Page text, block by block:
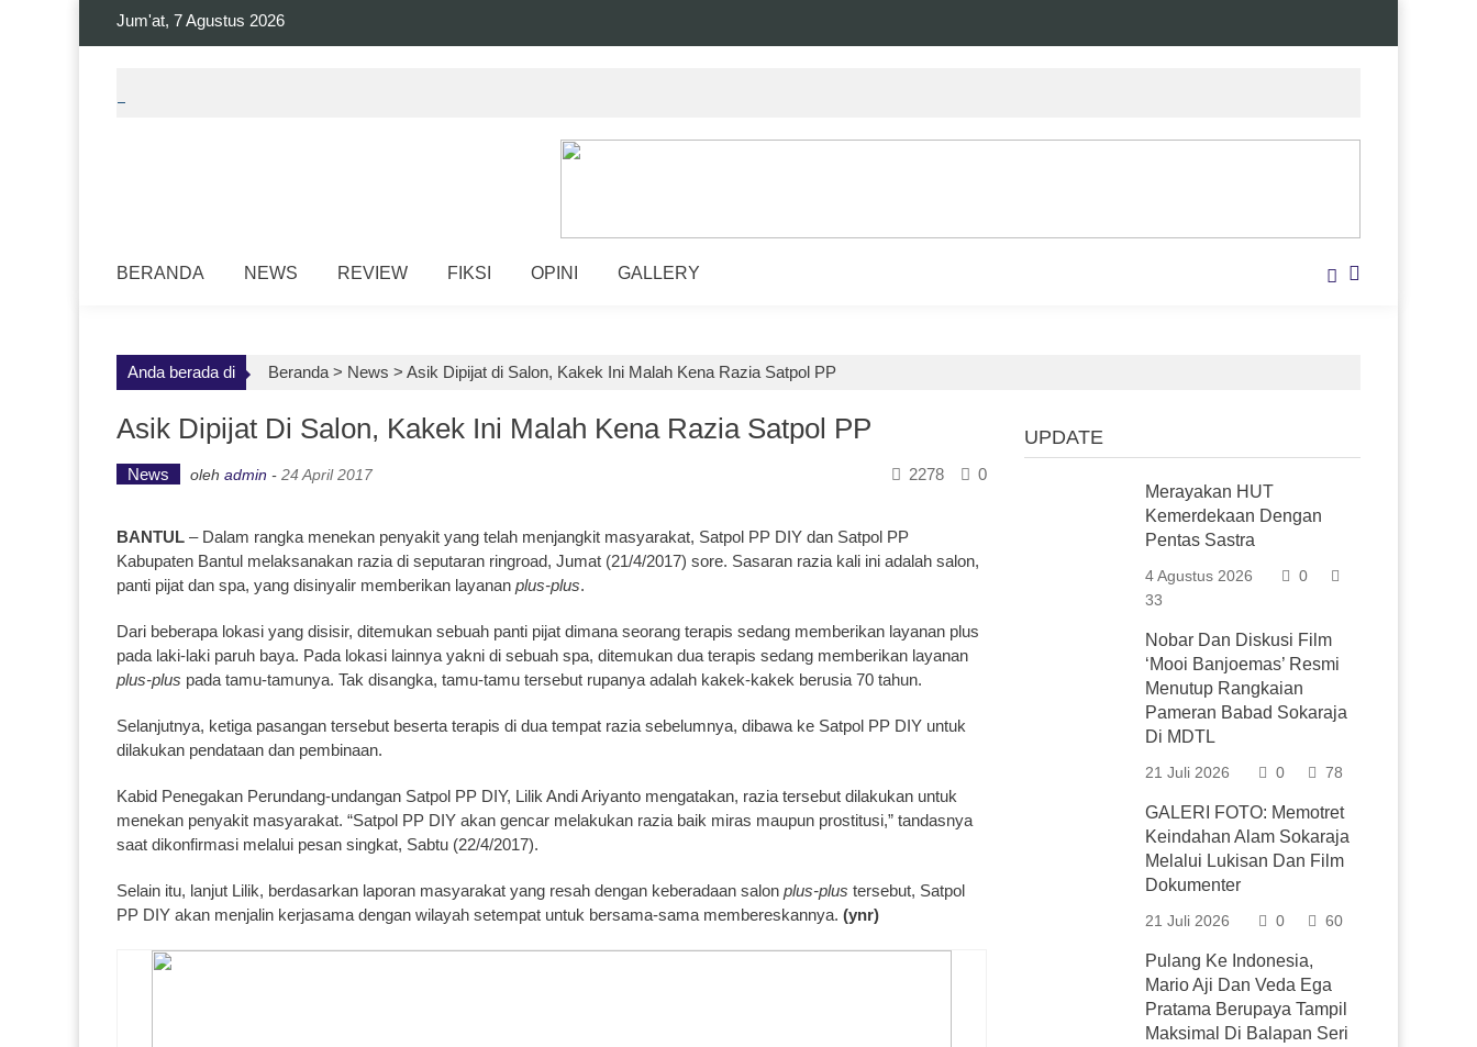
Jum'at, 7 Agustus 2026
BERANDA NEWS REVIEW FIKSI OPINI GALLERY
Anda berada di Beranda > News > Asik Dipijat di Salon, Kakek Ini Malah Kena Razia Satpol PP
Asik Dipijat Di Salon, Kakek Ini Malah Kena Razia Satpol PP
News oleh admin - 24 April 2017 0
2278
BANTUL – Dalam rangka menekan penyakit yang telah menjangkit masyarakat, Satpol PP DIY dan Satpol PP
Kabupaten Bantul melaksanakan razia di seputaran ringroad, Jumat (21/4/2017) sore. Sasaran razia kali ini adalah salon,
panti pijat dan spa, yang disinyalir memberikan layanan plus-plus.
Dari beberapa lokasi yang disisir, ditemukan sebuah panti pijat dimana seorang terapis sedang memberikan layanan plus
pada laki-laki paruh baya. Pada lokasi lainnya yakni di sebuah spa, ditemukan dua terapis sedang memberikan layanan
plus-plus pada tamu-tamunya. Tak disangka, tamu-tamu tersebut rupanya adalah kakek-kakek berusia 70 tahun.
Selanjutnya, ketiga pasangan tersebut beserta terapis di dua tempat razia sebelumnya, dibawa ke Satpol PP DIY untuk
dilakukan pendataan dan pembinaan.
Kabid Penegakan Perundang-undangan Satpol PP DIY, Lilik Andi Ariyanto mengatakan, razia tersebut dilakukan untuk
menekan penyakit masyarakat. “Satpol PP DIY akan gencar melakukan razia baik miras maupun prostitusi,” tandasnya
saat dikonfirmasi melalui pesan singkat, Sabtu (22/4/2017).
Selain itu, lanjut Lilik, berdasarkan laporan masyarakat yang resah dengan keberadaan salon plus-plus tersebut, Satpol
PP DIY akan menjalin kerjasama dengan wilayah setempat untuk bersama-sama membereskannya. (ynr)
UPDATE
Merayakan HUT
Kemerdekaan Dengan
Pentas Sastra
4 Agustus 2026
0
33
Nobar Dan Diskusi Film
‘Mooi Banjoemas’ Resmi
Menutup Rangkaian
Pameran Babad Sokaraja
Di MDTL
21 Juli 2026 0 78
GALERI FOTO: Memotret
Keindahan Alam Sokaraja
Melalui Lukisan Dan Film
Dokumenter
21 Juli 2026 0 60
Pulang Ke Indonesia,
Mario Aji Dan Veda Ega
Pratama Berupaya Tampil
Maksimal Di Balapan Seri